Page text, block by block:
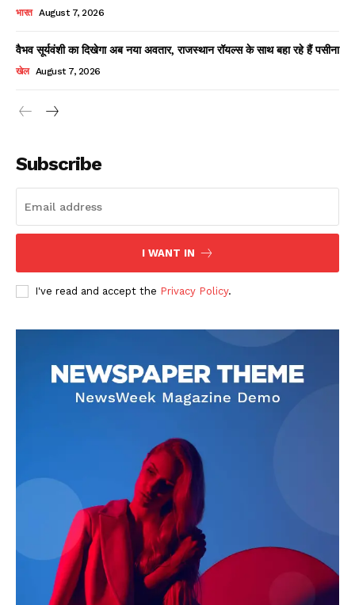
Contact us
Subscription Plans
My account
भारत August 7, 2026
वैभव सूर्यवंशी का दिखेगा अब नया अवतार, राजस्थान रॉयल्स के साथ बहा रहे हैं पसीना
खेल August 7, 2026
Subscribe
I WANT IN
I've read and accept the Privacy Policy.